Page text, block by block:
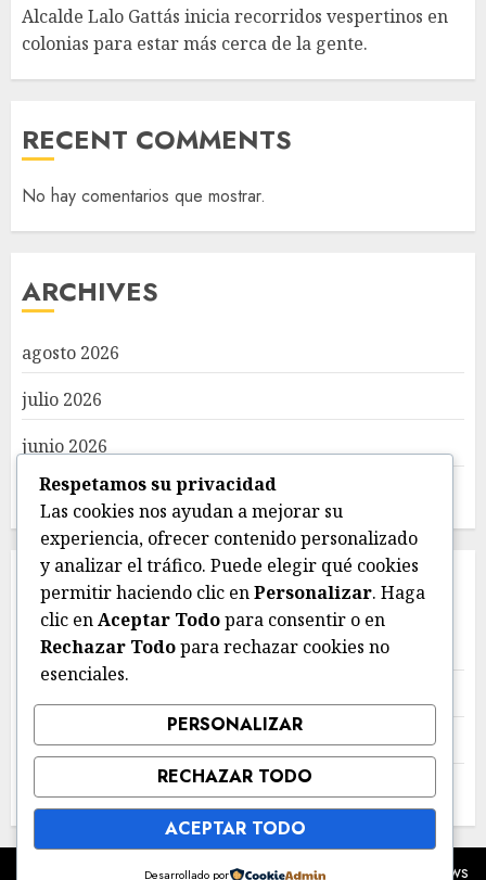
Alcalde Lalo Gattás inicia recorridos vespertinos en
colonias para estar más cerca de la gente.
RECENT COMMENTS
No hay comentarios que mostrar.
ARCHIVES
agosto 2026
julio 2026
junio 2026
mayo 2026
CATEGORIES
Deportes
Local
Nacional
Copyright © Todos los derechos reservados. ChromeNews
Respetamos su privacidad
Las cookies nos ayudan a mejorar su
experiencia, ofrecer contenido personalizado
y analizar el tráfico. Puede elegir qué cookies
permitir haciendo clic enPersonalizar. Haga
clic enAceptar Todopara consentir o en
Rechazar Todopara rechazar cookies no
esenciales.
PERSONALIZAR
RECHAZAR TODO
ACEPTAR TODO
Desarrollado por